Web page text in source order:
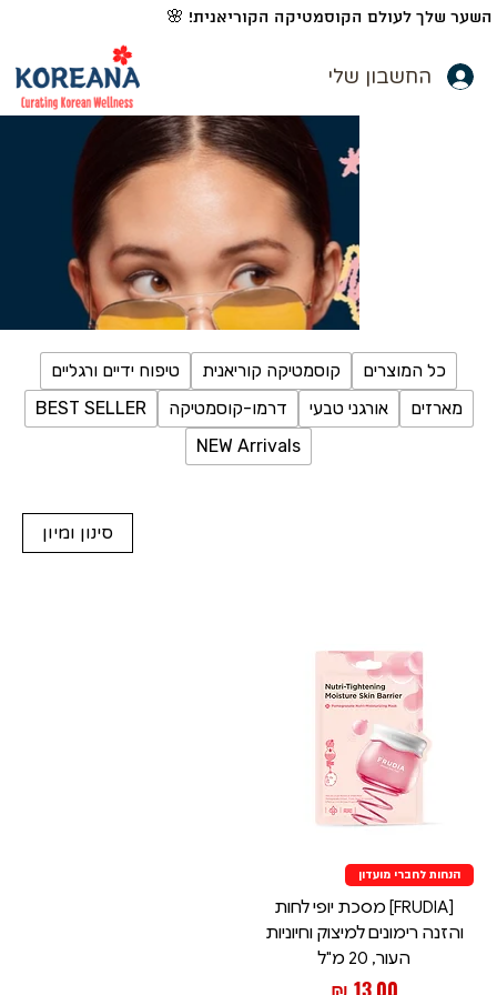
השער שלך לעולם הקוסמטיקה הקוריאנית! 🌸
החשבון שלי
כל המוצרים קוסמטיקה קוריאנית
טיפוח ידיים ורגליים
מארזים
אורגני טבעי דרמו-קוסמטיקה
BEST SELLER
NEW Arrivals
סינון ומיון
הנחות לחברי מועדון
[FRUDIA] מסכת יופי לחות
והזנה רימונים למיצוק וחיוניות
העור, 20 מ"ל
מחיר